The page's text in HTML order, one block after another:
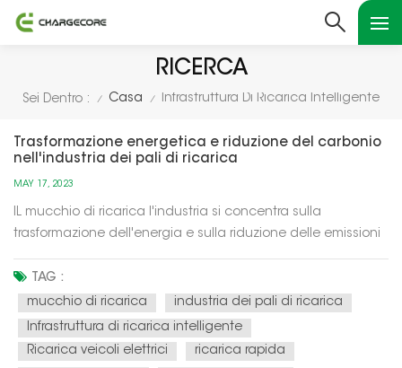
RICERCA
Sei Dentro : / Casa / Infrastruttura Di Ricarica Intelligente
Trasformazione energetica e riduzione del carbonio
nell'industria dei pali di ricarica
MAY 17, 2023
IL mucchio di ricarica l'industria si concentra sulla
trasformazione dell'energia e sulla riduzione delle emissioni
rinnovabile: le pile di ricarica sono sempre più alimentate da
fonti di energia rinnovabile come il solare e l'eolico...
TAG :
mucchio di ricarica
industria dei pali di ricarica
Infrastruttura di ricarica intelligente
Ricarica veicoli elettrici
ricarica rapida